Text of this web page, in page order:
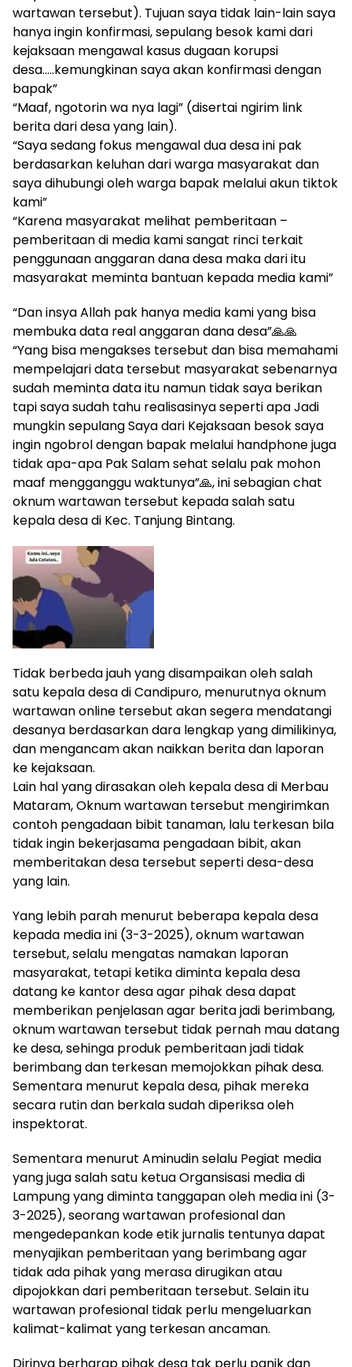
wartawan tersebut). Tujuan saya tidak lain-lain saya
hanya ingin konfirmasi, sepulang besok kami dari
kejaksaan mengawal kasus dugaan korupsi
desa…..kemungkinan saya akan konfirmasi dengan
bapak”
“Maaf, ngotorin wa nya lagi” (disertai ngirim link
berita dari desa yang lain).
“Saya sedang fokus mengawal dua desa ini pak
berdasarkan keluhan dari warga masyarakat dan
saya dihubungi oleh warga bapak melalui akun tiktok
kami”
“Karena masyarakat melihat pemberitaan –
pemberitaan di media kami sangat rinci terkait
penggunaan anggaran dana desa maka dari itu
masyarakat meminta bantuan kepada media kami”
“Dan insya Allah pak hanya media kami yang bisa
membuka data real anggaran dana desa”🙏🙏
“Yang bisa mengakses tersebut dan bisa memahami
mempelajari data tersebut masyarakat sebenarnya
sudah meminta data itu namun tidak saya berikan
tapi saya sudah tahu realisasinya seperti apa Jadi
mungkin sepulang Saya dari Kejaksaan besok saya
ingin ngobrol dengan bapak melalui handphone juga
tidak apa-apa Pak Salam sehat selalu pak mohon
maaf mengganggu waktunya”🙏, ini sebagian chat
oknum wartawan tersebut kepada salah satu
kepala desa di Kec. Tanjung Bintang.
Tidak berbeda jauh yang disampaikan oleh salah
satu kepala desa di Candipuro, menurutnya oknum
wartawan online tersebut akan segera mendatangi
desanya berdasarkan dara lengkap yang dimilikinya,
dan mengancam akan naikkan berita dan laporan
ke kejaksaan.
Lain hal yang dirasakan oleh kepala desa di Merbau
Mataram, Oknum wartawan tersebut mengirimkan
contoh pengadaan bibit tanaman, lalu terkesan bila
tidak ingin bekerjasama pengadaan bibit, akan
memberitakan desa tersebut seperti desa-desa
yang lain.
Yang lebih parah menurut beberapa kepala desa
kepada media ini (3-3-2025), oknum wartawan
tersebut, selalu mengatas namakan laporan
masyarakat, tetapi ketika diminta kepala desa
datang ke kantor desa agar pihak desa dapat
memberikan penjelasan agar berita jadi berimbang,
oknum wartawan tersebut tidak pernah mau datang
ke desa, sehinga produk pemberitaan jadi tidak
berimbang dan terkesan memojokkan pihak desa.
Sementara menurut kepala desa, pihak mereka
secara rutin dan berkala sudah diperiksa oleh
inspektorat.
Sementara menurut Aminudin selalu Pegiat media
yang juga salah satu ketua Organsisasi media di
Lampung yang diminta tanggapan oleh media ini (3-
3-2025), seorang wartawan profesional dan
mengedepankan kode etik jurnalis tentunya dapat
menyajikan pemberitaan yang berimbang agar
tidak ada pihak yang merasa dirugikan atau
dipojokkan dari pemberitaan tersebut. Selain itu
wartawan profesional tidak perlu mengeluarkan
kalimat-kalimat yang terkesan ancaman.
Dirinya berharap pihak desa tak perlu panik dan